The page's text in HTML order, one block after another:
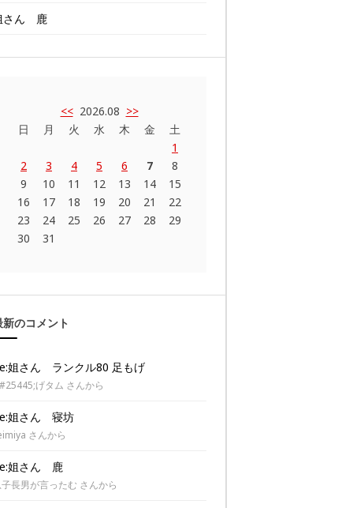
さん 鹿
<<2026.08 >>
日
2
9
16
23
30
月
3
10
17
24
31
火
4
11
18
25
水
5
12
19
26
木
6
13
20
27
金
7
14
21
28
土
1
8
15
22
29
新のコメント
姐さん ランクル80 足もげ
げタム さんから
姐さん 寝坊
さんから
姐さん 鹿
長男が言ったむ さんから